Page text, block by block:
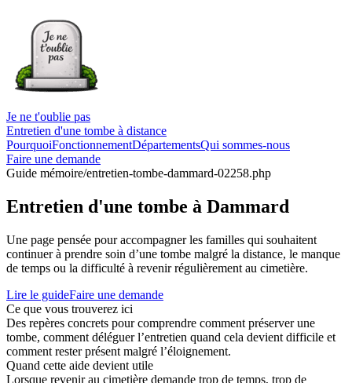
Je ne t'oublie pas
Entretien d'une tombe à distance
PourquoiFonctionnementDépartementsQui sommes-nous
Faire une demande
Guide mémoire/entretien-tombe-dammard-02258.php
Entretien d'une tombe à Dammard
Une page pensée pour accompagner les familles qui souhaitent
continuer à prendre soin d’une tombe malgré la distance, le manque
de temps ou la difficulté à revenir régulièrement au cimetière.
Lire le guideFaire une demande
Ce que vous trouverez ici
Des repères concrets pour comprendre comment préserver une
tombe, comment déléguer l’entretien quand cela devient difficile et
comment rester présent malgré l’éloignement.
Quand cette aide devient utile
Lorsque revenir au cimetière demande trop de temps, trop de